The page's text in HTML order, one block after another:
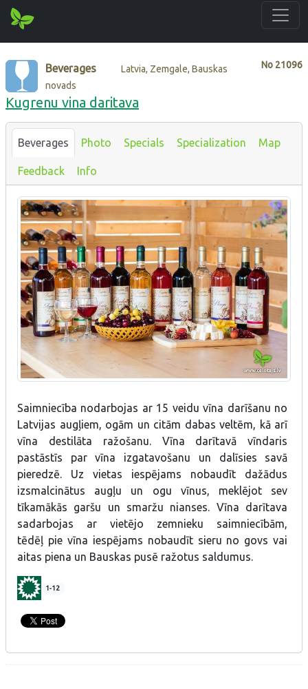
No 21096
Beverages
Latvia, Zemgale, Bauskas
novads
Kugrenu vina daritava
Beverages Photo Specials Specialization Map
Feedback Info
Saimniecība nodarbojas ar 15 veidu vīna darīšanu no
Latvijas augļiem, ogām un citām dabas veltēm, kā arī
vīna destilāta ražošanu. Vīna darītavā vīndaris
pastāstīs par vīna izgatavošanu un dalīsies savā
pieredzē. Uz vietas iespējams nobaudīt dažādus
izsmalcinātus augļu un ogu vīnus, meklējot sev
tīkamākās garšu un smaržu nianses. Vīna darītava
sadarbojas ar vietējo zemnieku saimniecībām,
tēdēļ pie vīna iespējams nobaudīt sieru no govs vai
aitas piena un Bauskas pusē ražotus saldumus.
1-12